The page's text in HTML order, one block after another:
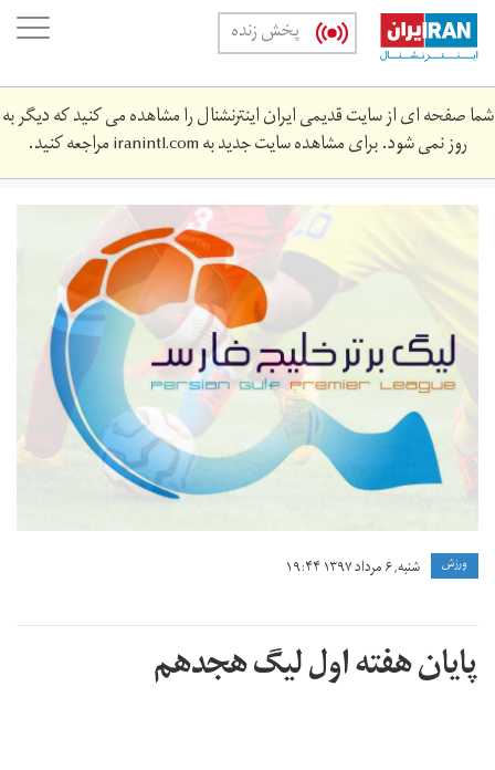
Skip
main
content
پخش زنده
شما صفحه ای از سایت قدیمی ایران اینترنشنال را مشاهده می کنید که دیگر به
روز نمی شود. برای مشاهده سایت جدید بهiranintl.comمراجعه کنید.
2.jpg
ورزش شنبه, ۶ مرداد ۱۳۹۷ ۱۹:۴۴
پایان هفته اول لیگ هجدهم